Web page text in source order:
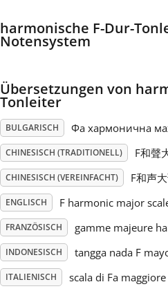
日本語
Português
Русский
Svenska
Tiếng Việt
harmonische F-Dur-
Notensystem
Übersetzungen von
Tonleiter
BULGARISCH Фа хармонична
CHINESISCH (TRADITIONELL) F和聲
CHINESISCH (VEREINFACHT) F和声
ENGLISCH F harmonic major
FRANZÖSISCH gamme majeure
INDONESISCH tangga nada F
ITALIENISCH scala di Fa